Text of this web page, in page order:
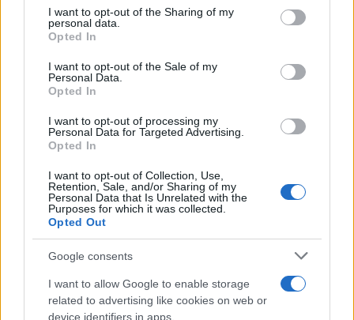
not limited to your visit or usage behaviour. You may click to
grant or deny consent to Google and its third-party tags to
use your data for below specified purposes in below Google
consent section.
I want to opt-out of the Sharing of my
personal data.
Opted In
I want to opt-out of the Sale of my
Personal Data.
Opted In
I want to opt-out of processing my
Personal Data for Targeted Advertising.
Opted In
I want to opt-out of Collection, Use,
Retention, Sale, and/or Sharing of my
Personal Data that Is Unrelated with the
Purposes for which it was collected.
Opted Out
Google consents
I want to allow Google to enable storage
related to advertising like cookies on web or
device identifiers in apps.
φύλο θα δούμε και τα χαρακτηριστικά
του προσώπου του νεκρού;
13.11.2014
News
Δεν σταματά εδώ το μνημείο λένε οι
αρχαιολόγοι
30.10.2014
News
Mεγάλος βασιλιάς θαμμένος στον τάφο
της Αμφίπολης, δείχνει νέο εύρημα!
27.10.2014
News
Aμφίπολη: Η αποκάλυψη του μυστικού